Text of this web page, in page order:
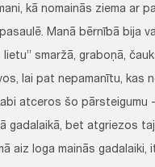
kā nomainās ziema ar
Manā bērnībā bija
smaržā, graboņā,
lai pat nepamanītu, kas
atceros šo pārsteigumu
gadalaikā, bet atgriezos
aiz loga mainās gadalaiki,